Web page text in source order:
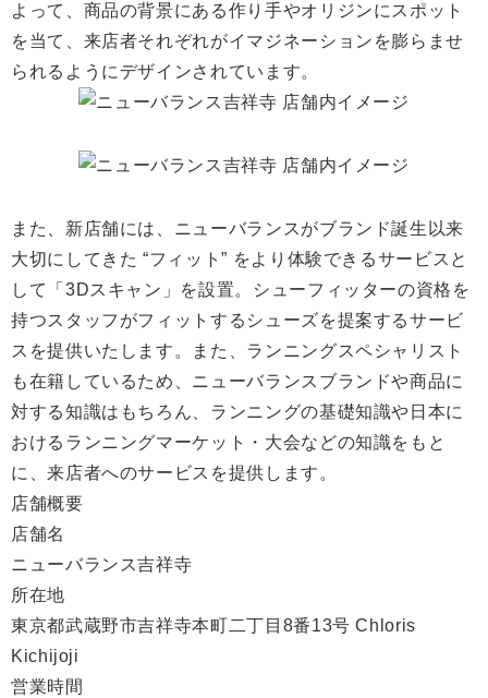
よって、商品の背景にある作り手やオリジンにスポット
を当て、来店者それぞれがイマジネーションを膨らませ
られるようにデザインされています。
また、新店舗には、ニューバランスがブランド誕生以来
大切にしてきた “フィット” をより体験できるサービスと
して「3Dスキャン」を設置。シューフィッターの資格を
持つスタッフがフィットするシューズを提案するサービ
スを提供いたします。また、ランニングスペシャリスト
も在籍しているため、ニューバランスブランドや商品に
対する知識はもちろん、ランニングの基礎知識や日本に
おけるランニングマーケット・大会などの知識をもと
に、来店者へのサービスを提供します。
店舗概要
店舗名
ニューバランス吉祥寺
所在地
東京都武蔵野市吉祥寺本町二丁目8番13号 Chloris
Kichijoji
営業時間